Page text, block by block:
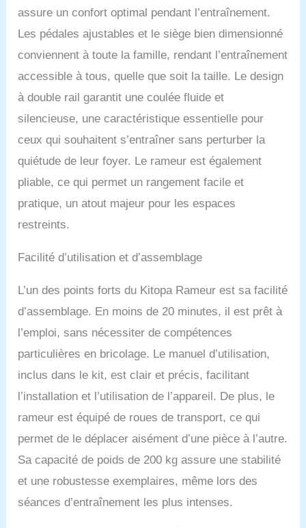
l'aviron. En tant que
partenaire kinomap, vous
pouvez profiter d'un
abonnement Kinomap de
44 jours, y compris un
essai de 14 jours et un
abonnement prolongé de
donnant ainsi beaucoup
de temps pour explorer
d'entraînement d'aviron
et rester motivé pendant
votre parcours de remise
en forme. Entraînement
un équipement d'exercice
efficace, non seulement
brûle les graisses et
améliore également la
forme cardiorespiratoire,
musculaire et soulage le
stress. Chaque fois que
membres supérieurs, vos
membres inférieurs, votre
votre dos peuvent être
entièrement contractés et
entraînement complet du
assure un confort optimal pendant l’entraînement.
Les pédales ajustables et le siège bien dimensionné
conviennent à toute la famille, rendant l’entraînement
accessible à tous, quelle que soit la taille. Le design
à double rail garantit une coulée fluide et
silencieuse, une caractéristique essentielle pour
ceux qui souhaitent s’entraîner sans perturber la
quiétude de leur foyer. Le rameur est également
pliable, ce qui permet un rangement facile et
pratique, un atout majeur pour les espaces
restreints.
Facilité d’utilisation et d’assemblage
L’un des points forts du Kitopa Rameur est sa facilité
d’assemblage. En moins de 20 minutes, il est prêt à
l’emploi, sans nécessiter de compétences
particulières en bricolage. Le manuel d’utilisation,
inclus dans le kit, est clair et précis, facilitant
l’installation et l’utilisation de l’appareil. De plus, le
rameur est équipé de roues de transport, ce qui
permet de le déplacer aisément d’une pièce à l’autre.
Sa capacité de poids de 200 kg assure une stabilité
et une robustesse exemplaires, même lors des
séances d’entraînement les plus intenses.